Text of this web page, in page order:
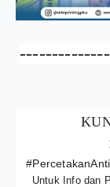
Untuk Info dan